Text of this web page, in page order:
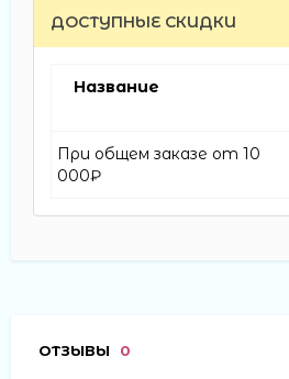
ДОСТУПНЫЕ СКИДКИ
Название
При общем заказе от 10
000₽
ОТЗЫВЫ 0